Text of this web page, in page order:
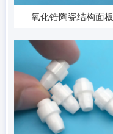
氧化锆陶瓷结构面板